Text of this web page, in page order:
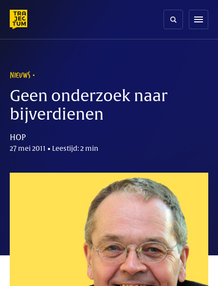
content
menu
NIEUWS
Geen onderzoek naar
bijverdienen
HOP
27 mei 2011 • Leestijd: 2 min